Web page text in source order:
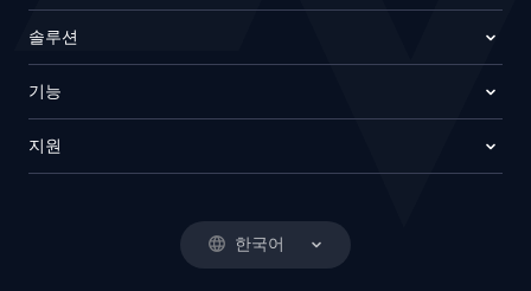
한국어
솔루션
기능
지원